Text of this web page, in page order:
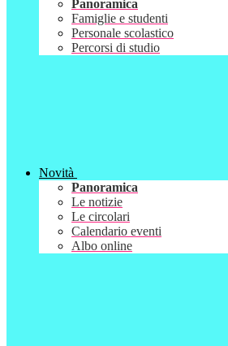
Panoramica
Famiglie e studenti
Personale scolastico
Percorsi di studio
Novità
Panoramica
Le notizie
Le circolari
Calendario eventi
Albo online